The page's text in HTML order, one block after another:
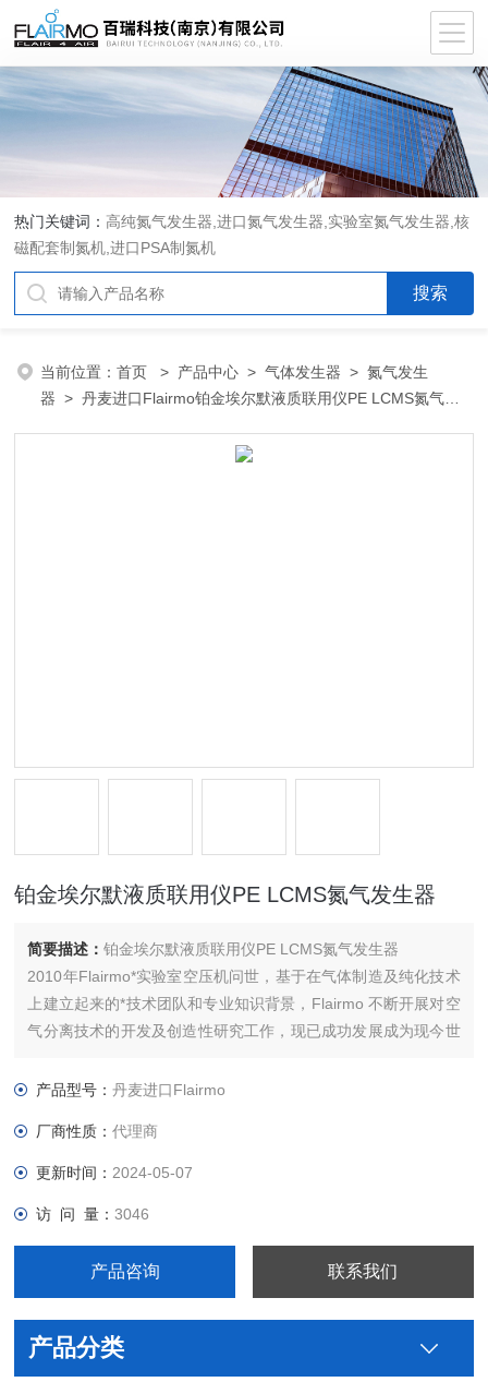
热门关键词： 高纯氮气发生器,进口氮气发生器,实验室氮气发生器,核
磁配套制氮机,进口PSA制氮机
当前位置：首页 > 产品中心 >气体发生器 >氮气发生
器 > 丹麦进口Flairmo铂金埃尔默液质联用仪PE LCMS氮气发
铂金埃尔默液质联用仪PE LCMS氮气发生器
简要描述：铂金埃尔默液质联用仪PE LCMS氮气发生器
2010年Flairmo*实验室空压机问世，基于在气体制造及纯化技术
上建立起来的*技术团队和专业知识背景，Flairmo 不断开展对空
气分离技术的开发及创造性研究工作，现已成功发展成为现今世
10多年来， Flairmo一直从事压缩机和氮气发生器的制造。
产品型号：丹麦进口Flairmo
厂商性质：代理商
更新时间： 2024-05-07
访 问 量：3046
产品咨询 联系我们
产品分类